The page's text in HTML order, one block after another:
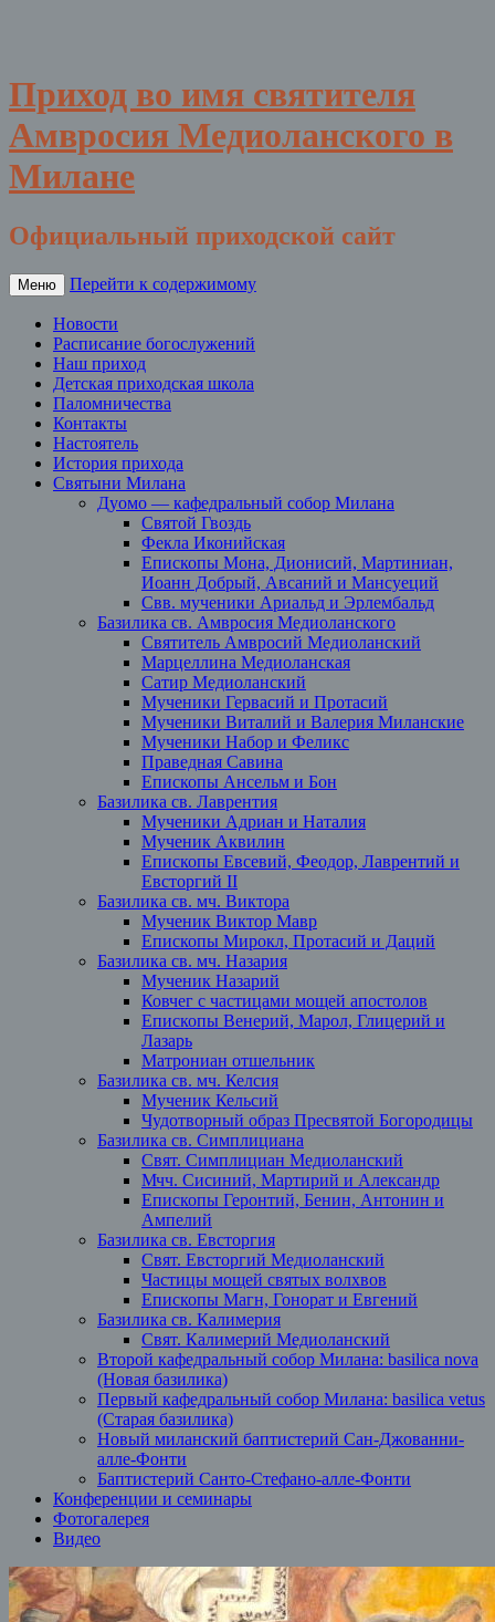
Приход во имя святителя
Амвросия Медиоланского в
Милане
Официальный приходской сайт
Меню Перейти к содержимому
Новости
Расписание богослужений
Наш приход
Детская приходская школа
Паломничества
Контакты
Настоятель
История прихода
Святыни Милана
Дуомо — кафедральный собор Милана
Святой Гвоздь
Фекла Иконийская
Епископы Мона, Дионисий, Мартиниан,
Иоанн Добрый, Авсаний и Мансуеций
Свв. мученики Ариальд и Эрлембальд
Базилика св. Амвросия Медиоланского
Святитель Амвросий Медиоланский
Марцеллина Медиоланская
Сатир Медиоланский
Мученики Гервасий и Протасий
Мученики Виталий и Валерия Миланские
Мученики Набор и Феликс
Праведная Савина
Епископы Ансельм и Бон
Базилика св. Лаврентия
Мученики Адриан и Наталия
Мученик Аквилин
Епископы Евсевий, Феодор, Лаврентий и
Евсторгий II
Базилика св. мч. Виктора
Мученик Виктор Мавр
Епископы Мирокл, Протасий и Даций
Базилика св. мч. Назария
Мученик Назарий
Ковчег с частицами мощей апостолов
Епископы Венерий, Марол, Глицерий и
Лазарь
Матрониан отшельник
Базилика св. мч. Келсия
Мученик Кельсий
Чудотворный образ Пресвятой Богородицы
Базилика св. Симплициана
Свят. Симплициан Медиоланский
Мчч. Сисиний, Мартирий и Александр
Епископы Геронтий, Бенин, Антонин и
Ампелий
Базилика св. Евсторгия
Свят. Евсторгий Медиоланский
Частицы мощей святых волхвов
Епископы Магн, Гонорат и Евгений
Базилика св. Калимерия
Свят. Калимерий Медиоланский
Второй кафедральный собор Милана: basilica nova
(Новая базилика)
Первый кафедральный собор Милана: basilica vetus
(Старая базилика)
Новый миланский баптистерий Сан-Джованни-
алле-Фонти
Баптистерий Санто-Стефано-алле-Фонти
Конференции и семинары
Фотогалерея
Видео